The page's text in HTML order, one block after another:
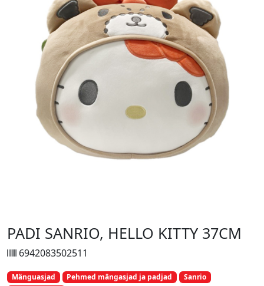
PADI SANRIO, HELLO KITTY 37CM
6942083502511
Mänguasjad Pehmed mängasjad ja padjad
Sanrio